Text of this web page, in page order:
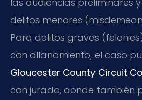
delitos menores
Para delitos graves
con allanamiento, el caso
Gloucester County Circuit
con jurado, donde también